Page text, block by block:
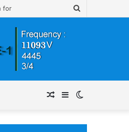
skin
Sidebar
Random
Article